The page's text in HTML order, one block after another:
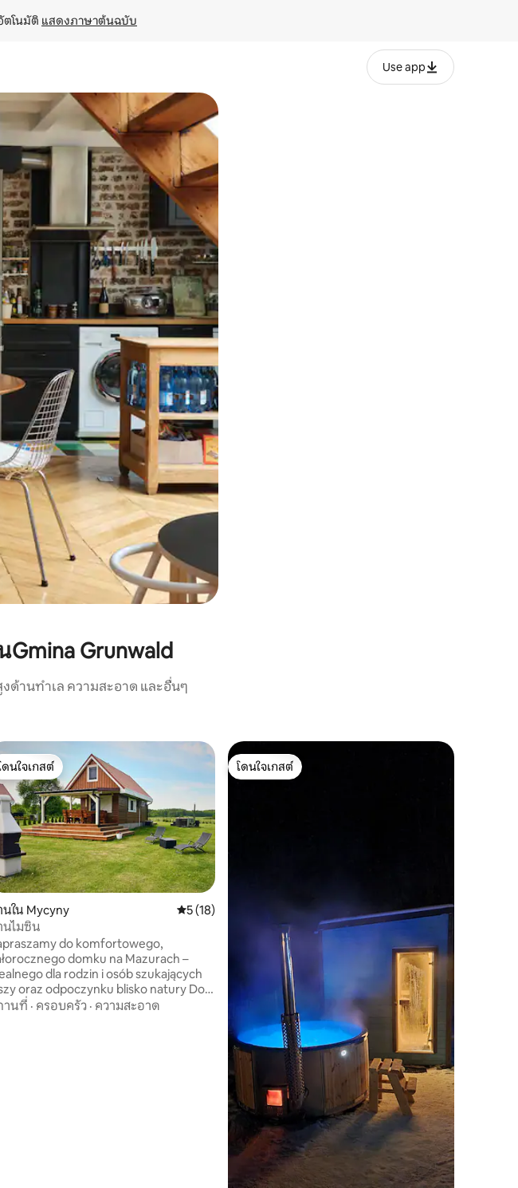
ตโนมัติ แสดงภาษาต้นฉบับ
Use app
Grunwald
ด้านทำเล ความสะอาด และอื่นๆ
จาก 5, 6 รีวิว
ดนใจเกสต์
ดนใจเกสต์
นใน Mycyny คะแนนเฉลี่ย 5 จาก 5, 18 รีวิว
5 (18)
นไมซิน
do komfortowego,
domku na Mazurach –
dla rodzin i osób szukających
oraz odpoczynku blisko natury Do
gości prywatne jacuzzi przy
านที่ · ครอบครัว · ความสะอาด
โดนใจเกสต์
โดนใจเกสต์